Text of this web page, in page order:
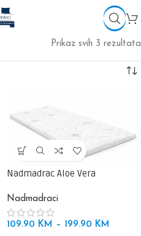
Prikaz svih 3 rezultata
Nadmadrac Aloe Vera
Nadmadraci
109.90 KM – 199.90 KM